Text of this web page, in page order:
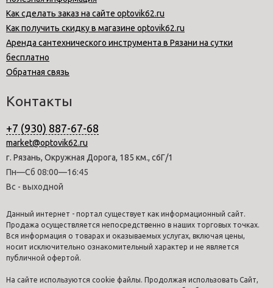
Как сделать заказ на сайте optovik62.ru
Как получить скидку в магазине optovik62.ru
Аренда сантехнического инструмента в Рязани на сутки
бесплатно
Обратная связь
Контакты
+7 (930) 887-67-68
market@optovik62.ru
г. Рязань, Окружная Дорога, 185 км., с6Г/1
Пн—Сб 08:00—16:45
Вс - выходной
Данный интернет - портал существует как информационный сайт.
Продажа осуществляется непосредственно в наших торговых точках.
Вся информация о товарах и оказываемых услугах, включая цены,
носит исключительно ознакомительный характер и не является
публичной офертой.
На сайте используются cookie файлы. Продолжая использовать Сайт,